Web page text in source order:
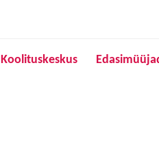
Koolituskeskus